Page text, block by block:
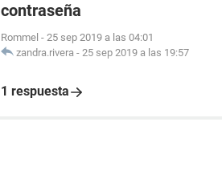
contraseña
Rommel - 25 sep 2019 a las 04:01
zandra.rivera - 25 sep 2019 a las 19:57
1 respuesta